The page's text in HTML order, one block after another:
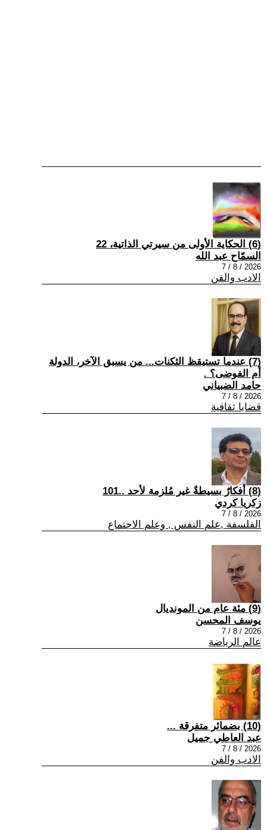
(6) الحكاية الأولى من سيرتي الذاتية، 22
السمّاح عبد الله
2026 / 8 / 7
الادب والفن
(7) عندما تستيقظ الثكنات... من يسبق الآخر، الدولة
أم الفوضى؟ .
حامد الضبياني
2026 / 8 / 7
قضايا ثقافية
(8) أفكارٌ بسيطةٌ غير مُلزمة لأحد ..101
زكريا كردي
2026 / 8 / 7
الفلسفة ,علم النفس , وعلم الاجتماع
(9) مئة عام من المونديال
يوسف المحسن
2026 / 8 / 7
عالم الرياضة
(10) بضمائر متفرقة ...
عبد العاطي جميل
2026 / 8 / 7
الادب والفن